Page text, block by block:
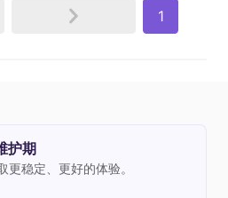
1
护期
稳定、更好的体验。